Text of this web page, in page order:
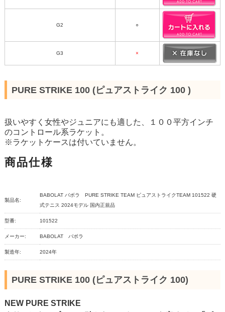
G2 ○
G3 ×
PURE STRIKE 100 (ピュアストライク 100 )
扱いやすく女性やジュニアにも適した、１００平方インチ
のコントロール系ラケット。
※ラケットケースは付いていません。
商品仕様
製品名:
BABOLAT バボラ PURE STRIKE TEAM ピュアストライクTEAM 101522 硬
式テニス 2024モデル 国内正規品
型番: 101522
メーカー: BABOLAT バボラ
製造年: 2024年
PURE STRIKE 100 (ピュアストライク 100)
NEW PURE STRIKE